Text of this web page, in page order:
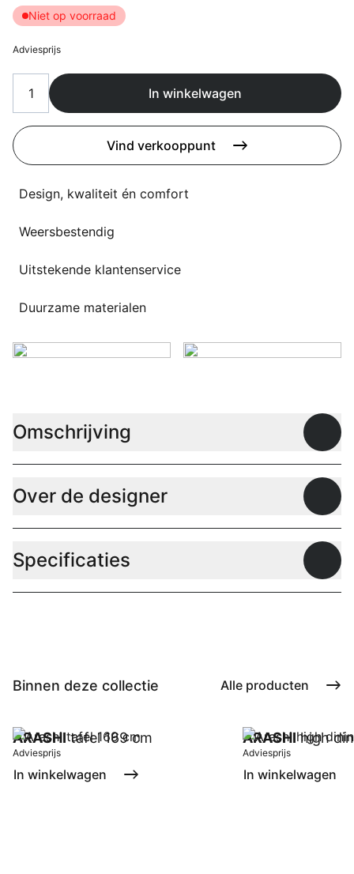
Flagship stores
Contact
3D modellen
Support
Nieuws
Events
Werken bij
Over ons
Niet op voorraad
Adviesprijs
In winkelwagen
Vind verkooppunt
Design, kwaliteit én comfort
Weersbestendig
Uitstekende klantenservice
Duurzame materialen
Omschrijving
Over de designer
Specificaties
Binnen deze collectie Alle producten
ARASHItafel 169 cm
Adviesprijs
In winkelwagen
ARASHIhigh
Adviesprijs
In winkelwagen